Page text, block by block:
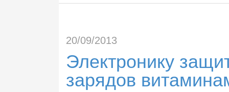
20/09/2013
Электронику
зарядов